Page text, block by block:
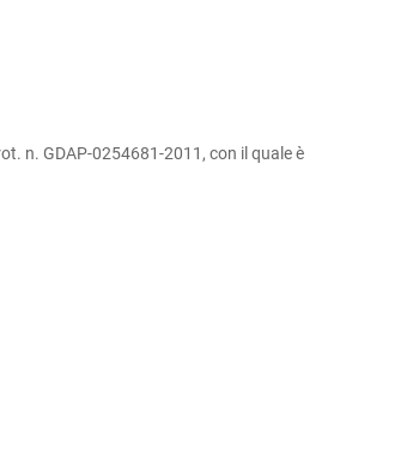
n. GDAP-0254681-2011, con il quale è